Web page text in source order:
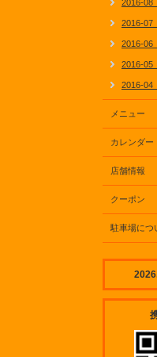
2016-08
2016-07
2016-06
2016-05
2016-04
メニュー
カレンダー
店舗情報
クーポン
駐車場につ